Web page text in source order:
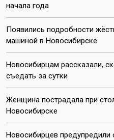
начала года
Появились подробности
машиной в Новосибирске
Новосибирцам рассказали,
съедать за сутки
Женщина пострадала при
Новосибирске
Новосибирцев предупредили